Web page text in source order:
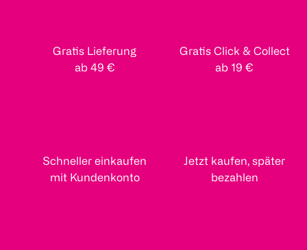
Gratis Lieferung
ab 49 €
Gratis Click & Collect
ab 19 €
Schneller einkaufen
mit Kundenkonto
Jetzt kaufen, später
bezahlen